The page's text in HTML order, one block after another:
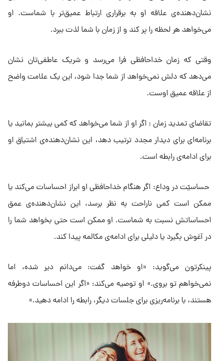
نشان‌دهنده‌ی علاقه او به برقراری ارتباط عمیق‌تر با شماست. او
می‌خواهد هر لحظه را پر کند و از زمان با شما لذت ببرد.
وقتی که زمان خداحافظی فرا می‌رسد و شریک عاطفی‌تان نشان
می‌دهد که دلش نمی‌خواهد از شما جدا شود، این یک علامت واضح
از علاقه عمیق اوست.
تقاضای تمدید زمان : اگر او از شما می‌خواهد که کمی بیشتر بمانید یا
برنامه‌ای برای دیدار مجدد ترتیب دهد، این نشان‌دهنده‌ی اشتیاق او
برای ادامه‌ی رابطه است.
حساسیّت در وداع: اگر هنگام خداحافظی او ابراز احساسات می‌کند یا
ممکن است کمی ناراحت به نظر برسد، این نشان‌دهنده‌ی عمق
احساساتش نسبت به شماست. او ممکن است حتی بخواهد شما را
در آغوش بگیرد یا دلیلی برای ادامه‌ی مکالمه پیدا کند.
پینکرتون می‌گوید: «او خواهد گفت: می‌دانم دیر شده، اما
نمی‌خواهم تو بروی.» او توصیه می‌کند: «اگر این احساسات دوطرفه
هستند، با برنامه‌ریزی برای جلسات دیگر، رابطه را ادامه دهید.»